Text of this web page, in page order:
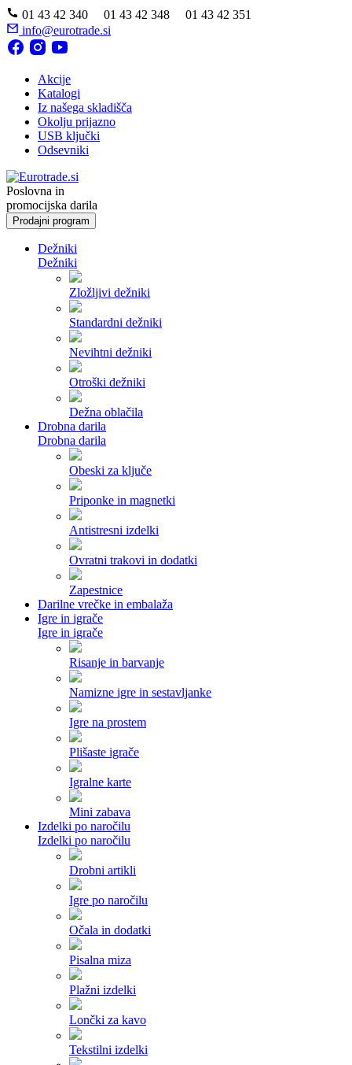
01 43 42 340 01 43 42 348 01 43 42 351
info@eurotrade.si
Akcije
Katalogi
Iz našega skladišča
Okolju prijazno
USB ključki
Odsevniki
Poslovna in
promocijska darila
Prodajni program
Dežniki
Dežniki
Zložljivi dežniki
Standardni dežniki
Nevihtni dežniki
Otroški dežniki
Dežna oblačila
Drobna darila
Drobna darila
Obeski za ključe
Priponke in magnetki
Antistresni izdelki
Ovratni trakovi in dodatki
Zapestnice
Darilne vrečke in embalaža
Igre in igrače
Igre in igrače
Risanje in barvanje
Namizne igre in sestavljanke
Igre na prostem
Plišaste igrače
Igralne karte
Mini zabava
Izdelki po naročilu
Izdelki po naročilu
Drobni artikli
Igre po naročilu
Očala in dodatki
Pisalna miza
Plažni izdelki
Lončki za kavo
Tekstilni izdelki